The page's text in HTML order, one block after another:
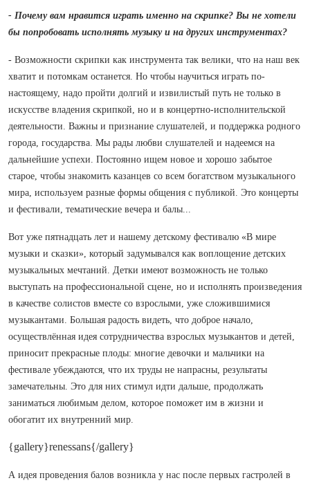
- Почему вам нравится играть именно на скрипке? Вы не хотели
бы попробовать исполнять музыку и на других инструментах?
- Возможности скрипки как инструмента так велики, что на наш век
хватит и потомкам останется. Но чтобы научиться играть по-
настоящему, надо пройти долгий и извилистый путь не только в
искусстве владения скрипкой, но и в концертно-исполнительской
деятельности. Важны и признание слушателей, и поддержка родного
города, государства. Мы рады любви слушателей и надеемся на
дальнейшие успехи. Постоянно ищем новое и хорошо забытое
старое, чтобы знакомить казанцев со всем богатством музыкального
мира, используем разные формы общения с публикой. Это концерты
и фестивали, тематические вечера и балы...
Вот уже пятнадцать лет и нашему детскому фестивалю «В мире
музыки и сказки», который задумывался как воплощение детских
музыкальных мечтаний. Детки имеют возможность не только
выступать на профессиональной сцене, но и исполнять произведения
в качестве солистов вместе со взрослыми, уже сложившимися
музыкантами. Большая радость видеть, что доброе начало,
осуществлённая идея сотрудничества взрослых музыкантов и детей,
приносит прекрасные плоды: многие девочки и мальчики на
фестивале убеждаются, что их труды не напрасны, результаты
замечательны. Это для них стимул идти дальше, продолжать
заниматься любимым делом, которое поможет им в жизни и
обогатит их внутренний мир.
{gallery}renessans{/gallery}
А идея проведения балов возникла у нас после первых гастролей в